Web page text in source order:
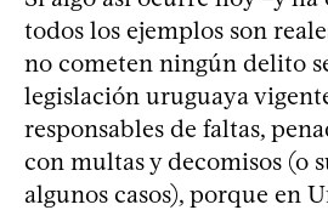
todos los ejemplos son
no cometen ningún delito
legislación uruguaya
responsables de faltas,
con multas y decomisos (o
algunos casos), porque en